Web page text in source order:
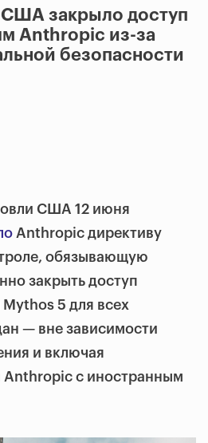
США закрыло доступ
Anthropic из-за
безопасности
США 12 июня
Anthropic директиву
обязывающую
закрыть доступ
5 для всех
— вне зависимости
и включая
Anthropic с иностранным